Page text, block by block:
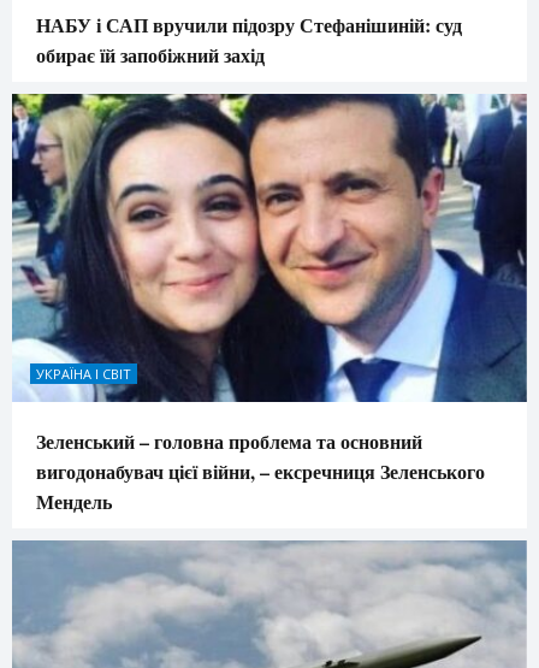
НАБУ і САП вручили підозру Стефанішиній: суд
обирає їй запобіжний захід
УКРАЇНА І СВІТ
Зеленський – головна проблема та основний
вигодонабувач цієї війни, – ексречниця Зеленського
Мендель